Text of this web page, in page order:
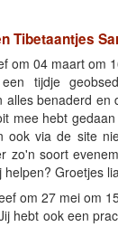
Tibetaantjes
om 04 maart om
tijdje
alles benaderd en
mee hebt
ook via de site
zo'n soort
helpen? Groetjes
om 27 mei om
hebt ook een